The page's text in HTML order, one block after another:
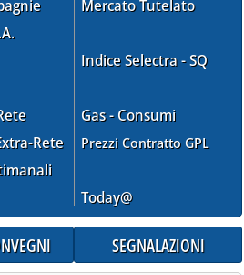
Rete
Mercato Tutelato
Indice Selectra - SQ
Gas - Consumi
Prezzi Contratto GPL
Today@
SEGNALAZIONI